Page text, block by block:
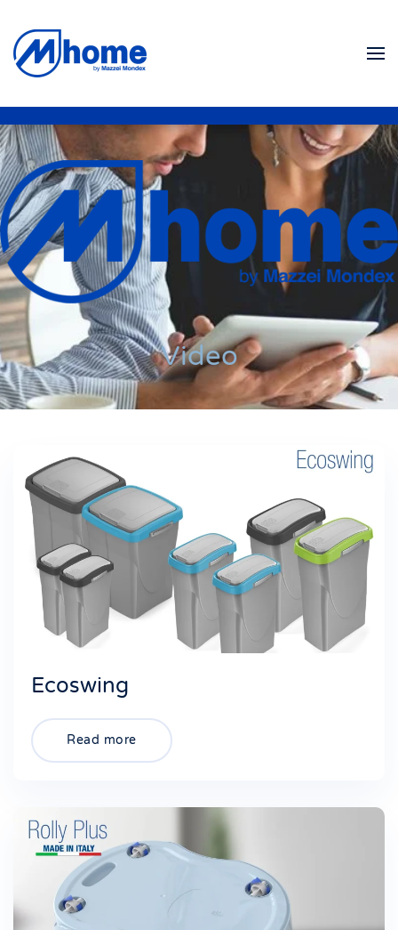
Skip to main content
Video
Ecoswing
Read more